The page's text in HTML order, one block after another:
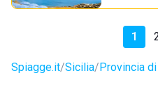
1
Spiagge.it Sicilia Provincia